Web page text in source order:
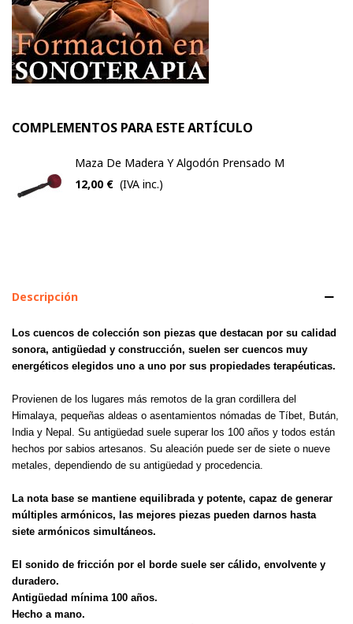
COMPLEMENTOS PARA ESTE ARTÍCULO
Maza De Madera Y Algodón Prensado M
12,00 € (IVA inc.)
Descripción
Los cuencos de colección son piezas que destacan por su calidad
sonora, antigüedad y construcción, suelen ser cuencos muy
energéticos elegidos uno a uno por sus propiedades terapéuticas.
Provienen de los lugares más remotos de la gran cordillera del
Himalaya, pequeñas aldeas o asentamientos nómadas de Tíbet, Bután,
India y Nepal. Su antigüedad suele superar los 100 años y todos están
hechos por sabios artesanos. Su aleación puede ser de siete o nueve
metales, dependiendo de su antigüedad y procedencia.
La nota base se mantiene equilibrada y potente, capaz de generar
múltiples armónicos, las mejores piezas pueden darnos hasta
siete armónicos simultáneos.
El sonido de fricción por el borde suele ser cálido, envolvente y
duradero.
Antigüedad mínima 100 años.
Hecho a mano.